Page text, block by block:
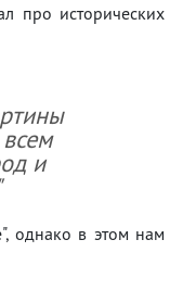
про исторических
и
однако в этом нам